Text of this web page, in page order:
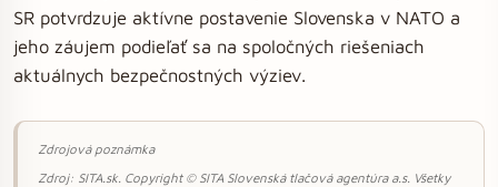
SR potvrdzuje aktívne postavenie Slovenska v NATO a
jeho záujem podieľať sa na spoločných riešeniach
aktuálnych bezpečnostných výziev.
Zdrojová poznámka
Zdroj: SITA.sk. Copyright © SITA Slovenská tlačová agentúra a.s. Všetky